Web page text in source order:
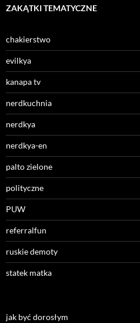
ZAKĄTKI TEMATYCZNE
chakierstwo
evilkya
kanapa tv
nerdkuchnia
nerdkya
nerdkya-en
palto zielone
polityczne
PUW
referralfun
ruskie demoty
statek matka
jak być dorosłym